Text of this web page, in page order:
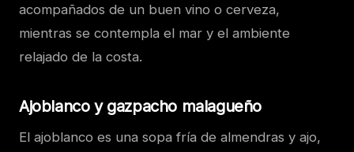
acompañados de un buen vino o cerveza,
mientras se contempla el mar y el ambiente
relajado de la costa.
Ajoblanco y gazpacho malagueño
El ajoblanco es una sopa fría de almendras y ajo,